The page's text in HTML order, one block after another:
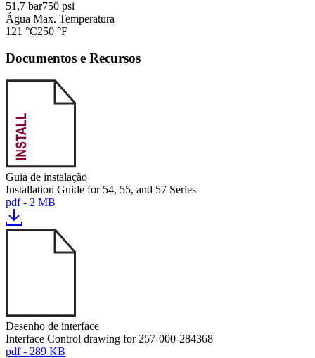
51,7 bar750 psi
Água Max. Temperatura
121 °C250 °F
Documentos e Recursos
Guia de instalação
Installation Guide for 54, 55, and 57 Series
pdf - 2 MB
Desenho de interface
Interface Control drawing for 257-000-284368
pdf - 289 KB